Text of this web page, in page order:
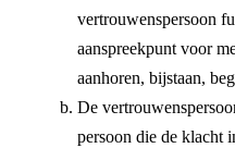
vertrouwenspersoon
aanspreekpunt voor
aanhoren, bijstaan,
De
persoon die de klacht